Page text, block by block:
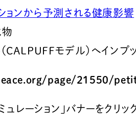
ョンから予測される健康影響
物
モデル）へインプッ
page/21550/
ーション」バナーをクリッ